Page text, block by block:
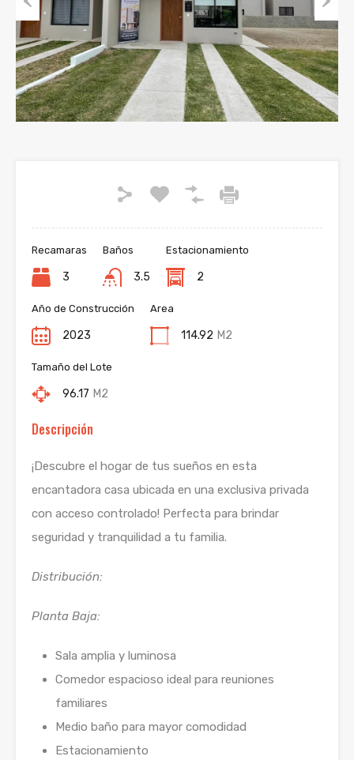
Previous Next
Recamaras
3
Baños
3.5
Estacionamiento
2
Año de Construcción
2023
Area
114.92 M2
Tamaño del Lote
96.17 M2
Descripción
¡Descubre el hogar de tus sueños en esta
encantadora casa ubicada en una exclusiva privada
con acceso controlado! Perfecta para brindar
seguridad y tranquilidad a tu familia.
Distribución:
Planta Baja:
Sala amplia y luminosa
Comedor espacioso ideal para reuniones
familiares
Medio baño para mayor comodidad
Estacionamiento